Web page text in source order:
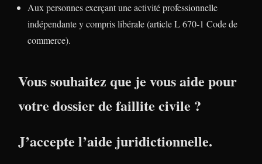
Aux personnes exerçant une activité professionnelle
indépendante y compris libérale (article L 670-1 Code de
commerce).
Vous souhaitez que je vous aide pour
votre dossier de faillite civile ?
J’accepte l’aide juridictionnelle.